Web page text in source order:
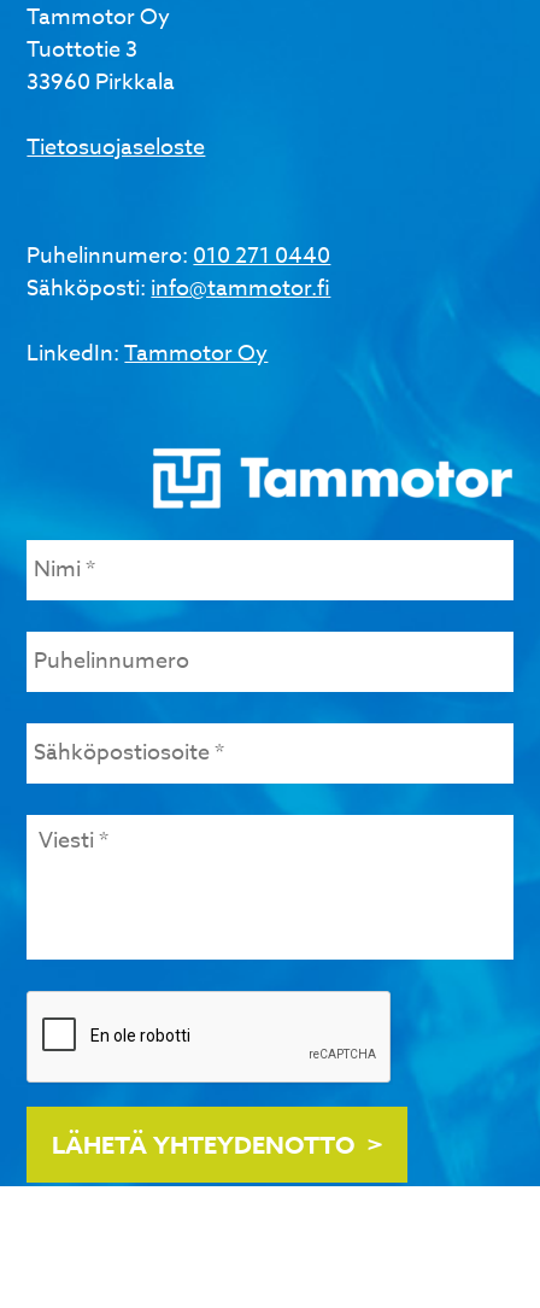
Tammotor Oy
Tuottotie 3
33960 Pirkkala
Tietosuojaseloste
Puhelinnumero:010 271 0440
Sähköposti:info@tammotor.fi
LinkedIn:Tammotor Oy
Nimi *
Puhelinnumero
Sähköpostiosoite *
Viesti *
LÄHETÄ YHTEYDENOTTO